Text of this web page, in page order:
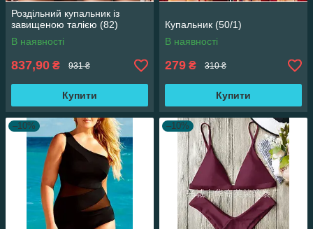
Роздільний купальник із
завищеною талією (82)
В наявності
837,90 ₴ 931 ₴
Купити
Купальник (50/1)
В наявності
279 ₴ 310 ₴
Купити
–10% –10%